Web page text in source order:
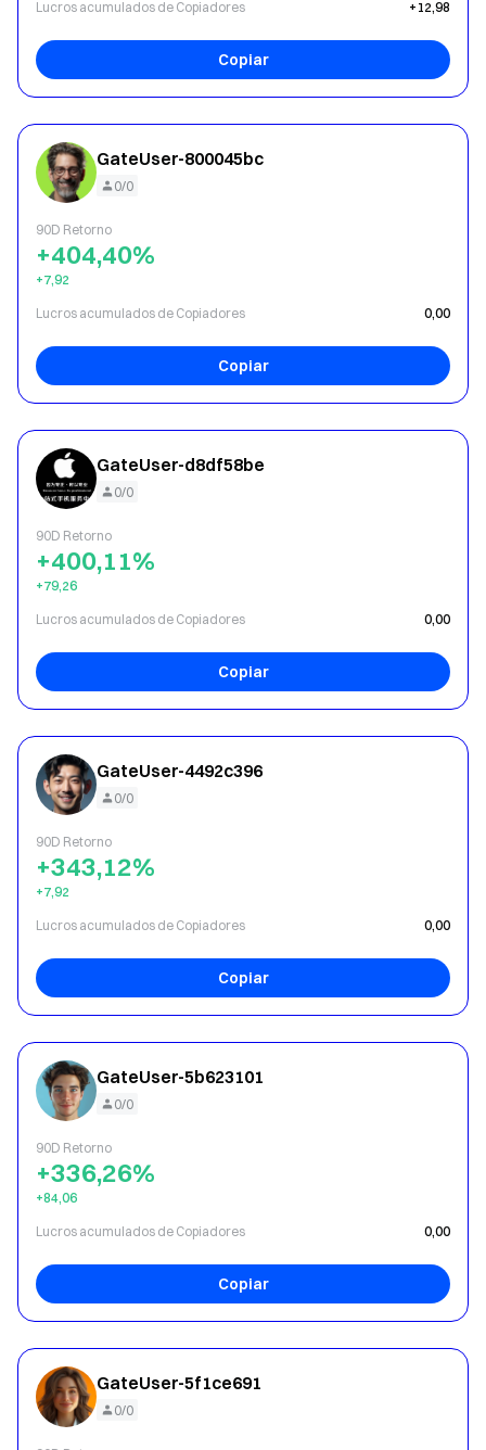
Lucros acumulados de Copiadores +12,98
Copiar
GateUser-800045bc
0/0
90D Retorno
+404,40%
+7,92
Lucros acumulados de Copiadores 0,00
Copiar
GateUser-d8df58be
0/0
90D Retorno
+400,11%
+79,26
Lucros acumulados de Copiadores 0,00
Copiar
GateUser-4492c396
0/0
90D Retorno
+343,12%
+7,92
Lucros acumulados de Copiadores 0,00
Copiar
GateUser-5b623101
0/0
90D Retorno
+336,26%
+84,06
Lucros acumulados de Copiadores 0,00
Copiar
GateUser-5f1ce691
0/0